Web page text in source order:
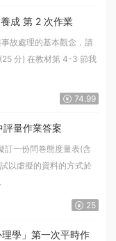
國立空中大學114 下_資訊安全專業與實務養成 第 2 次作業
故處理的基本觀念，請
分) 在教材第 4-3 節我
74.99
評量作業答案
訂一份問巻態度量表(含
以虛擬的資料的方式於
25